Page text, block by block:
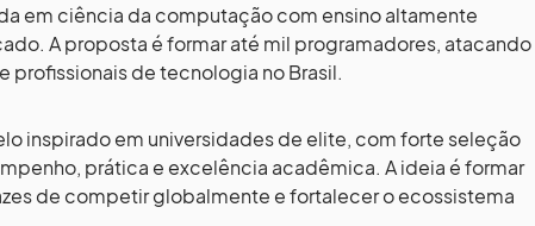
em ciência da computação com ensino altamente
A proposta é formar até mil programadores, atacando
profissionais de tecnologia no Brasil.
inspirado em universidades de elite, com forte seleção
prática e excelência acadêmica. A ideia é formar
de competir globalmente e fortalecer o ecossistema